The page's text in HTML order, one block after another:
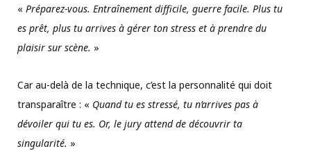
« Préparez-vous. Entraînement difficile, guerre facile. Plus tu
es prêt, plus tu arrives à gérer ton stress et à prendre du
plaisir sur scène. »
Car au-delà de la technique, c’est la personnalité qui doit
transparaître : « Quand tu es stressé, tu n’arrives pas à
dévoiler qui tu es. Or, le jury attend de découvrir ta
singularité. »